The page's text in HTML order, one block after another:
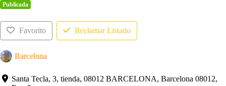
Publicada
Favorito Reclamar Listado
Barcelona
Santa Tecla, 3, tienda, 08012 BARCELONA, Barcelona 08012,